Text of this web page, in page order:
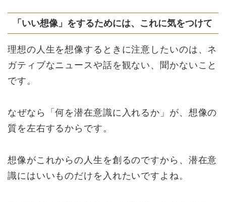
「いい想像」をするためには、これに気をつけて
理想の人生を想像するときに注意したいのは、ネ
ガティブなニュースや話を観ない、聞かないこと
です。
なぜなら「何を潜在意識に入れるか」が、想像の
質を左右するからです。
想像がこれからの人生を創るのですから、潜在意
識にはいいものだけを入れたいですよね。